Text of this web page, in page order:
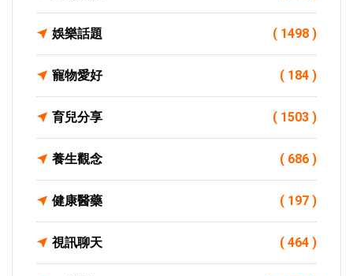
娛樂話題 ( 1498 )
寵物愛好 ( 184 )
育兒分享 ( 1503 )
養生觀念 ( 686 )
健康醫藥 ( 197 )
視訊聊天 ( 464 )